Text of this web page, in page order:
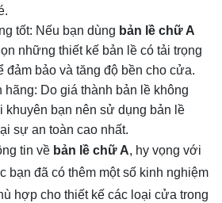
tốt: Nếu bạn dùng bản lề chữ A
những thiết kế bản lề có tải trọng
đảm bảo và tăng độ bền cho cửa.
hãng: Do giá thành bản lề không
khuyên bạn nên sử dụng bản lề
sự an toàn cao nhất.
tin về bản lề chữ A, hy vọng với
bạn đã có thêm một số kinh nghiệm
hợp cho thiết kế các loại cửa trong